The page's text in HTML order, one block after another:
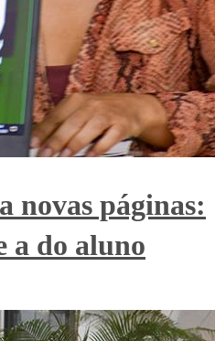
novas páginas:
a do aluno